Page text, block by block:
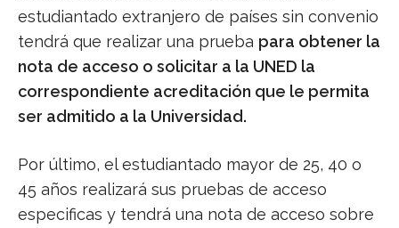
estudiantado extranjero de países sin convenio
tendrá que realizar una prueba para obtener la
nota de acceso o solicitar a la UNED la
correspondiente acreditación que le permita
ser admitido a la Universidad.
Por último, el estudiantado mayor de 25, 40 o
45 años realizará sus pruebas de acceso
especificas y tendrá una nota de acceso sobre